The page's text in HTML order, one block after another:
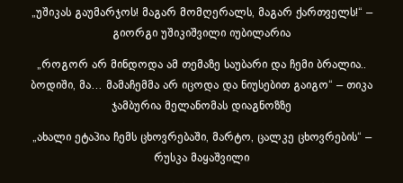
„უშიკას გაუმარჯოს! მაგარ მომღერალს, მაგარ ქართველს!“ –
გიორგი უშიკიშვილი იუბილარია
„როგორ არ მინდოდა ამ თემაზე საუბარი და ჩემი ბრალია..
ბოდიში, მა… მამაჩემმა არ იცოდა და ნიუსებით გაიგო“ – თიკა
ჯამბურია მელანომას დიაგნოზზე
„ახა­ლი ეტა­პია ჩემს ცხოვ­რე­ბა­ში, მარ­ტო, ცალ­კე ცხოვ­რე­ბის“ –
რუსკა მაყაშვილი